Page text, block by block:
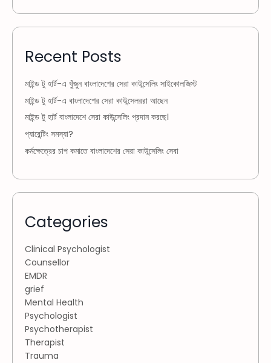
Recent Posts
মাইন্ড টু হার্ট-এ খুঁজুন বাংলাদেশের সেরা কাউন্সেলিং সাইকোলজিস্ট
মাইন্ড টু হার্ট-এ বাংলাদেশের সেরা কাউন্সেলররা আছেন
মাইন্ড টু হার্ট বাংলাদেশে সেরা কাউন্সেলিং প্রদান করছে।
প্যারেন্টিং সমস্যা?
কর্মক্ষেত্রের চাপ কমাতে বাংলাদেশের সেরা কাউন্সেলিং সেবা
Categories
Clinical Psychologist
Counsellor
EMDR
grief
Mental Health
Psychologist
Psychotherapist
Therapist
Trauma